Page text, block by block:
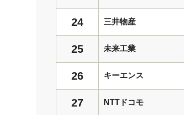
24 三井物産
25 未来工業
26 キーエンス
27 NTTドコモ